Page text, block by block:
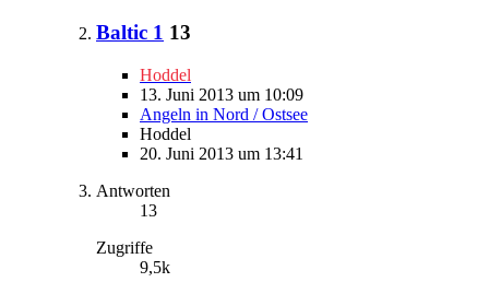
Baltic 1 13
Hoddel
13. Juni 2013 um 10:09
Angeln in Nord / Ostsee
Hoddel
20. Juni 2013 um 13:41
Antworten
13
Zugriffe
9,5k